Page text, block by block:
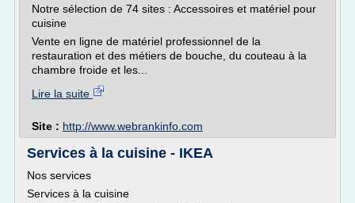
Notre sélection de 74 sites : Accessoires et matériel pour
cuisine
Vente en ligne de matériel professionnel de la
restauration et des métiers de bouche, du couteau à la
chambre froide et les...
Lire la suite
Site : http://www.webrankinfo.com
Services à la cuisine - IKEA
Nos services
Services à la cuisine